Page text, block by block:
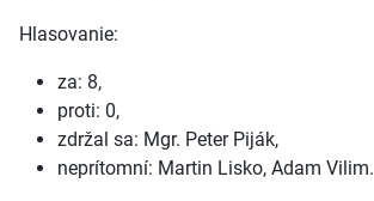
Hlasovanie:
za: 8,
proti: 0,
zdržal sa: Mgr. Peter Piják,
neprítomní: Martin Lisko, Adam Vilim.